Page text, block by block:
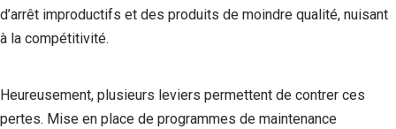
d’arrêt improductifs et des produits de moindre qualité, nuisant
à la compétitivité.
Heureusement, plusieurs leviers permettent de contrer ces
pertes. Mise en place de programmes de maintenance